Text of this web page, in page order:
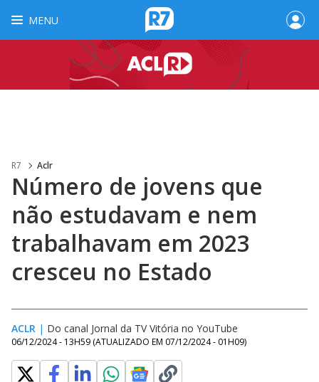
MENU
R7 Aclr
Número de jovens que
não estudavam e nem
trabalhavam em 2023
cresceu no Estado
ACLR | Do canal Jornal da TV Vitória no YouTube
06/12/2024 - 13H59 (ATUALIZADO EM 07/12/2024 - 01H09)